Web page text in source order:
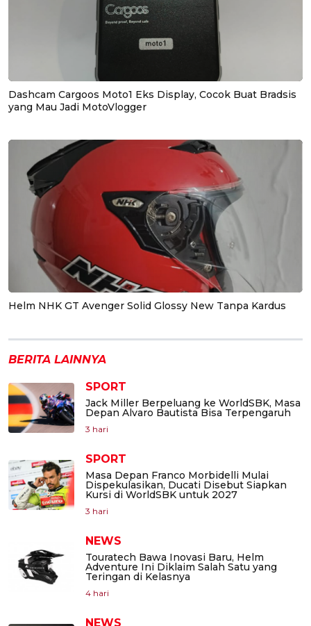
Dashcam Cargoos Moto1 Eks Display, Cocok Buat Bradsis
yang Mau Jadi MotoVlogger
Helm NHK GT Avenger Solid Glossy New Tanpa Kardus
BERITA LAINNYA
SPORT
Jack Miller Berpeluang ke WorldSBK, Masa
Depan Alvaro Bautista Bisa Terpengaruh
3 hari
SPORT
Masa Depan Franco Morbidelli Mulai
Dispekulasikan, Ducati Disebut Siapkan
Kursi di WorldSBK untuk 2027
3 hari
NEWS
Touratech Bawa Inovasi Baru, Helm
Adventure Ini Diklaim Salah Satu yang
Teringan di Kelasnya
4 hari
NEWS